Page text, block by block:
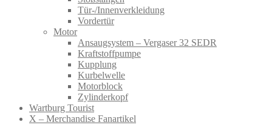
Tür-/Innenverkleidung
Vordertür
Motor
Ansaugsystem – Vergaser 32 SEDR
Kraftstoffpumpe
Kupplung
Kurbelwelle
Motorblock
Zylinderkopf
Wartburg Tourist
X – Merchandise Fanartikel